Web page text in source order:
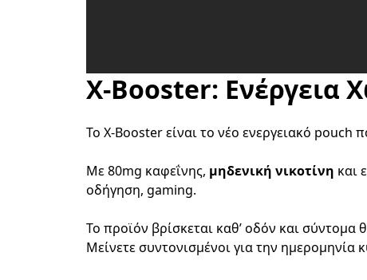
X-Booster: Ενέργεια
Το X-Booster είναι το νέο ενεργειακό pouch
Με 80mg καφεΐνης, μηδενική νικοτίνη και
οδήγηση, gaming.
Το προϊόν βρίσκεται καθ’ οδόν και σύντομα
Μείνετε συντονισμένοι για την